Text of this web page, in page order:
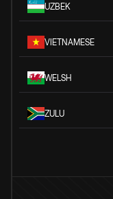
UZBEK
VIETNAMESE
WELSH
ZULU